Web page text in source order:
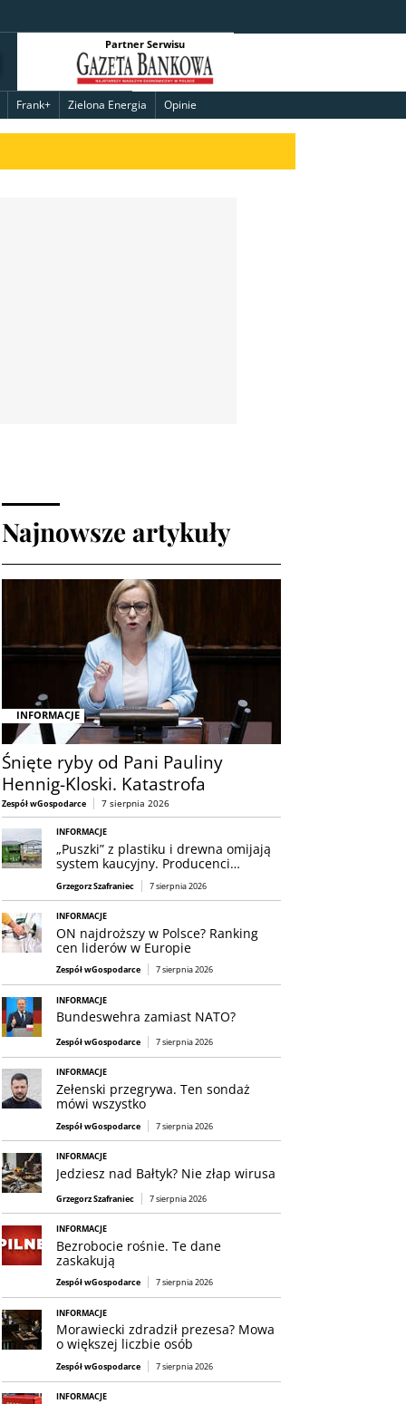
Partner Serwisu
Frank+ Zielona Energia Opinie
Najnowsze artykuły
INFORMACJE
Śnięte ryby od Pani Pauliny
Hennig-Kloski. Katastrofa
Zespół wGospodarce 7 sierpnia 2026
INFORMACJE
„Puszki” z plastiku i drewna omijają
system kaucyjny. Producenci…
Grzegorz Szafraniec 7 sierpnia 2026
INFORMACJE
ON najdroższy w Polsce? Ranking
cen liderów w Europie
Zespół wGospodarce 7 sierpnia 2026
INFORMACJE
Bundeswehra zamiast NATO?
Zespół wGospodarce 7 sierpnia 2026
INFORMACJE
Zełenski przegrywa. Ten sondaż
mówi wszystko
Zespół wGospodarce 7 sierpnia 2026
INFORMACJE
Jedziesz nad Bałtyk? Nie złap wirusa
Grzegorz Szafraniec 7 sierpnia 2026
INFORMACJE
Bezrobocie rośnie. Te dane
zaskakują
Zespół wGospodarce 7 sierpnia 2026
INFORMACJE
Morawiecki zdradził prezesa? Mowa
o większej liczbie osób
Zespół wGospodarce 7 sierpnia 2026
INFORMACJE